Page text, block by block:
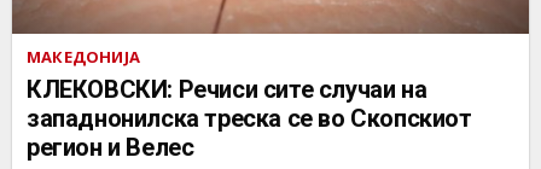
МАКЕДОНИЈА
КЛЕКОВСКИ: Речиси сите случаи на
западнонилска треска се во Скопскиот
регион и Велес